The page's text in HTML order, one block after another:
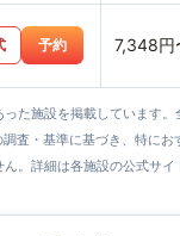
予約 7,348円
た施設を掲載しています。
査・基準に基づき、特にお
。詳細は各施設の公式サイ